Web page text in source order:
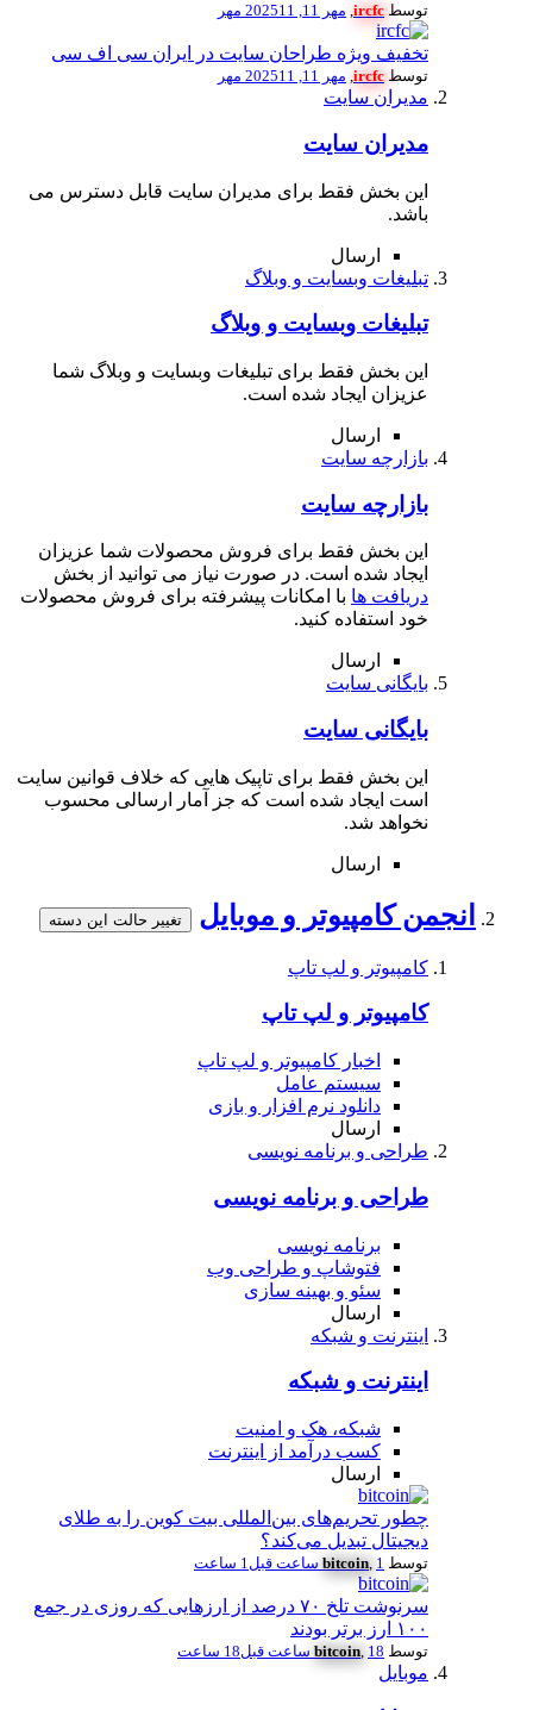
توسط ircfc
, مهر 11, 2025 11 مهر
تخفیف ویژه طراحان سایت در ایران سی اف سی
توسط ircfc
, مهر 11, 2025 11 مهر
مدیران سایت
مدیران سایت
این بخش فقط برای مدیران سایت قابل دسترس می
باشد.
ارسال
تبلیغات وبسایت و وبلاگ
تبلیغات وبسایت و وبلاگ
این بخش فقط برای تبلیغات وبسایت و وبلاگ شما
عزیزان ایجاد شده است.
ارسال
بازارچه سایت
بازارچه سایت
این بخش فقط برای فروش محصولات شما عزیزان
ایجاد شده است. در صورت نیاز می توانید از بخش
دریافت ها با امکانات پیشرفته برای فروش محصولات
خود استفاده کنید.
ارسال
بایگانی سایت
بایگانی سایت
این بخش فقط برای تاپیک هایی که خلاف قوانین سایت
است ایجاد شده است که جز آمار ارسالی محسوب
نخواهد شد.
ارسال
انجمن کامپیوتر و موبایل تغییر حالت این دسته
کامپیوتر و لپ تاپ
کامپیوتر و لپ تاپ
اخبار کامپیوتر و لپ تاپ
سیستم عامل
دانلود نرم افزار و بازی
ارسال
طراحی و برنامه نویسی
طراحی و برنامه نویسی
برنامه نویسی
فتوشاپ و طراحی وب
سئو و بهینه سازی
ارسال
اینترنت و شبکه
اینترنت و شبکه
شبکه، هک و امنیت
کسب درآمد از اینترنت
ارسال
چطور تحریم‌های بین‌المللی بیت کوین را به طلای
دیجیتال تبدیل می‌کند؟
توسط bitcoin 1 ساعت قبل 1 ساعت
سرنوشت تلخ ۷۰ درصد از ارزهایی که روزی در جمع
۱۰۰ ارز برتر بودند
توسط bitcoin 18 ساعت قبل 18 ساعت
موبایل